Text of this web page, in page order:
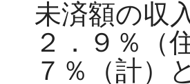
未済額の収
２．９％（
７％（計）